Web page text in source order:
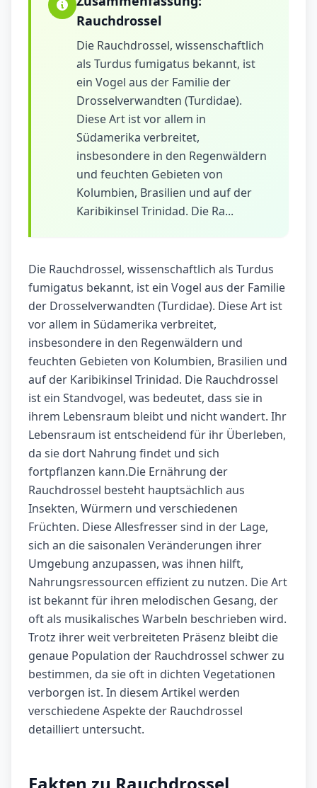
Rauchdrossel
Die Rauchdrossel, wissenschaftlich
als Turdus fumigatus bekannt, ist
ein Vogel aus der Familie der
Drosselverwandten (Turdidae).
Diese Art ist vor allem in
Südamerika verbreitet,
insbesondere in den Regenwäldern
und feuchten Gebieten von
Kolumbien, Brasilien und auf der
Karibikinsel Trinidad. Die Ra...
Die Rauchdrossel, wissenschaftlich als Turdus
fumigatus bekannt, ist ein Vogel aus der Familie
der Drosselverwandten (Turdidae). Diese Art ist
vor allem in Südamerika verbreitet,
insbesondere in den Regenwäldern und
feuchten Gebieten von Kolumbien, Brasilien und
auf der Karibikinsel Trinidad. Die Rauchdrossel
ist ein Standvogel, was bedeutet, dass sie in
ihrem Lebensraum bleibt und nicht wandert. Ihr
Lebensraum ist entscheidend für ihr Überleben,
da sie dort Nahrung findet und sich
fortpflanzen kann.Die Ernährung der
Rauchdrossel besteht hauptsächlich aus
Insekten, Würmern und verschiedenen
Früchten. Diese Allesfresser sind in der Lage,
sich an die saisonalen Veränderungen ihrer
Umgebung anzupassen, was ihnen hilft,
Nahrungsressourcen effizient zu nutzen. Die Art
ist bekannt für ihren melodischen Gesang, der
oft als musikalisches Warbeln beschrieben wird.
Trotz ihrer weit verbreiteten Präsenz bleibt die
genaue Population der Rauchdrossel schwer zu
bestimmen, da sie oft in dichten Vegetationen
verborgen ist. In diesem Artikel werden
verschiedene Aspekte der Rauchdrossel
detailliert untersucht.